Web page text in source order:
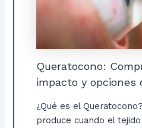
Queratocono:
impacto y opciones
¿Qué es el
produce cuando el